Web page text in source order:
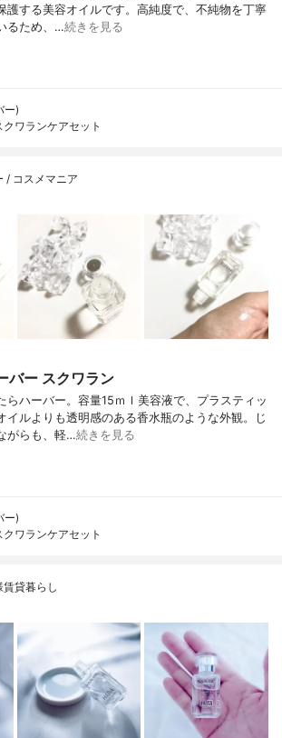
護する美容オイルです。高純度で、不純物を丁寧
るため、…続きを見る
ー)
ワランケアセット
/ コスメマニア
バー スクワラン
らハーバー。容量15ｍｌ美容液で、プラスティッ
イルよりも透明感のある香水瓶のような外観。じ
がらも、軽…続きを見る
ー)
ワランケアセット
貸暮らし